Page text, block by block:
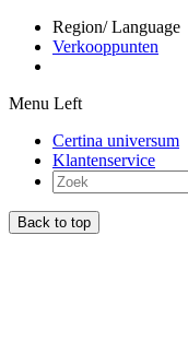
Region/ Language
Verkooppunten
Menu Left
Certina universum
Klantenservice
Back to top